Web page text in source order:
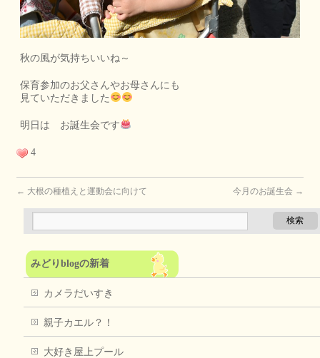
秋の風が気持ちいいね～
保育参加のお父さんやお母さんにも
見ていただきました
明日は お誕生会です
4
← 大根の種植えと運動会に向けて 今月のお誕生会 →
みどりblogの新着
カメラだいすき
親子カエル？！
大好き屋上プール